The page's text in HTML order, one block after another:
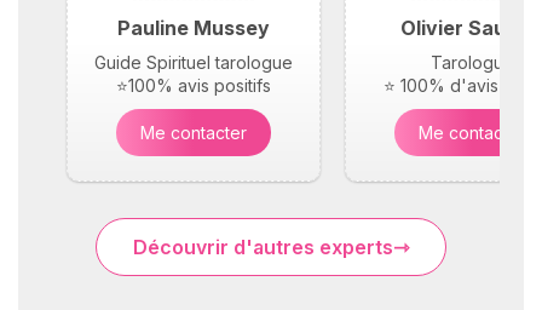
Pauline Mussey
Guide Spirituel tarologue
⭐100% avis positifs
Me contacter
Olivier Saunier
Tarologue
⭐ 100% d'avis
Me contacter
Découvrir d'autres experts